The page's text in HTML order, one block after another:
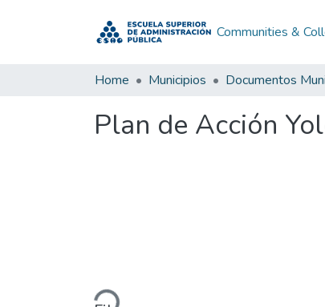
Communities &
Home Municipios Documentos
Plan de Acción
Loading...